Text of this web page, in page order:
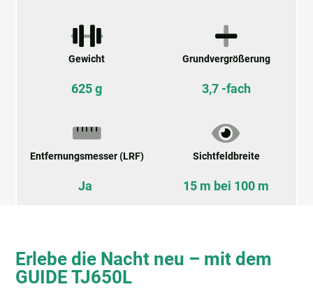
Gewicht
625 g
Grundvergrößerung
3,7 -fach
Entfernungsmesser (LRF)
Ja
Sichtfeldbreite
15 m bei 100 m
Erlebe die Nacht neu – mit dem
GUIDE TJ650L